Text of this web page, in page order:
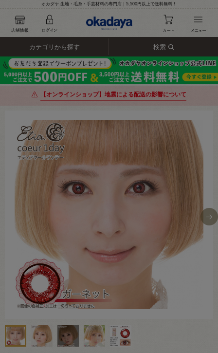
オカダヤ 生地・毛糸・手芸材料の専門店｜5,500円以上で送料無料！
カテゴリから探す 検索
【オンラインショップ】地震による配送の影響について